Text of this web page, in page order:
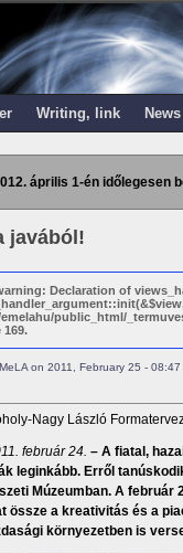
Writing, link News
április 1-én időlegesen
javából!
Declaration of
public_html/
169.
on 2011, February 25 - 08:47
Nagy László
február 24. – A fiatal,
leginkább. Erről
Múzeumban. A február
össze a kreativitás és a
környezetben is